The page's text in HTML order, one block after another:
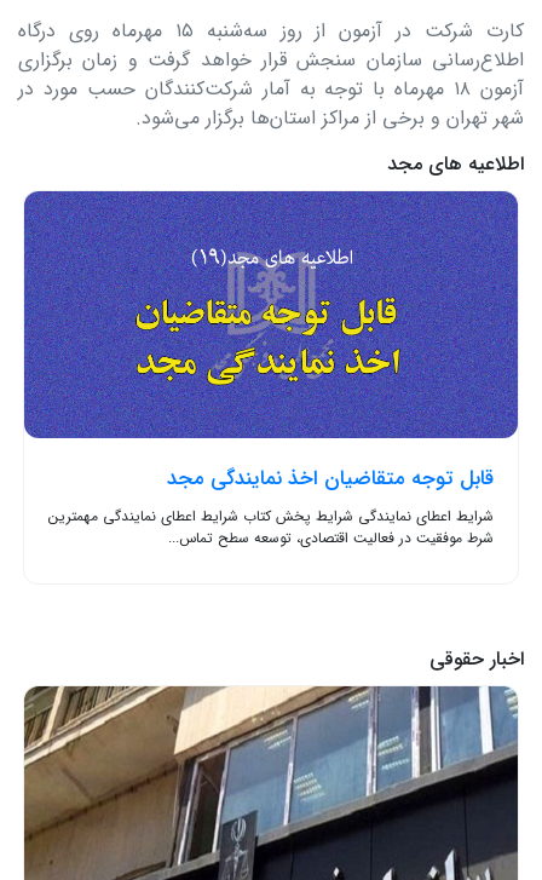
کارت شرکت در آزمون از روز سه‌شنبه ۱۵ مهرماه روی درگاه
اطلاع‌رسانی سازمان سنجش قرار خواهد گرفت و زمان برگزاری
آزمون ۱۸ مهرماه با توجه به آمار شرکت‌کنندگان حسب مورد در
شهر تهران و برخی از مراکز استان‌ها برگزار می‌شود.
اطلاعیه های مجد
قابل توجه متقاضیان اخذ نمایندگی مجد
شرایط اعطای نمایندگی شرایط پخش کتاب شرایط اعطای نمایندگی مهمترین
شرط موفقیت در فعالیت اقتصادی، توسعه سطح تماس...
اخبار حقوقی